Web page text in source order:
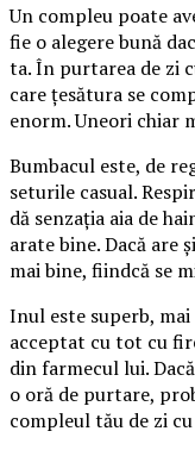
Un compleu poate
fie o alegere bună
ta. În purtarea de zi
care țesătura se
enorm. Uneori chiar
Bumbacul este, de
seturile casual.
dă senzația aia de
arate bine. Dacă are
mai bine, fiindcă se
Inul este superb,
acceptat cu tot cu
din farmecul lui.
o oră de purtare,
compleul tău de zi